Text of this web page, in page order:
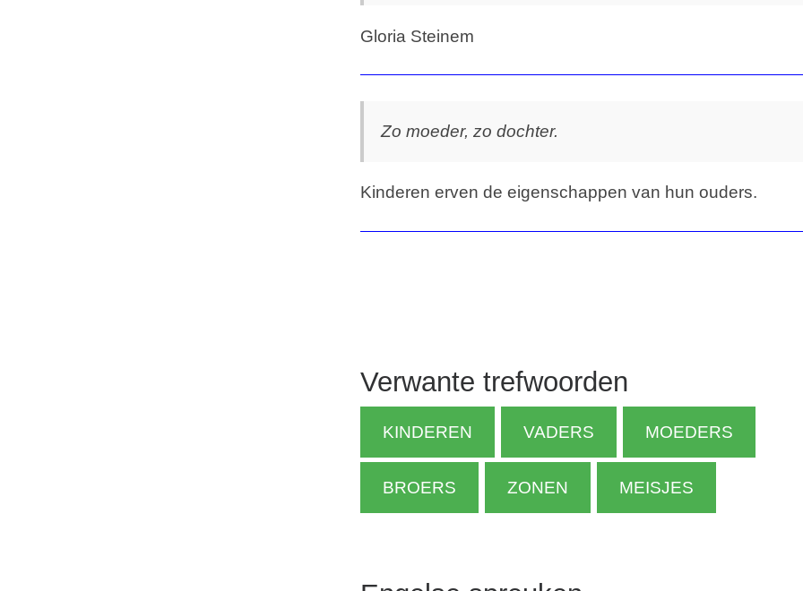
Gloria Steinem
Zo moeder, zo dochter.
Kinderen erven de eigenschappen van hun ouders.
Verwante trefwoorden
KINDEREN VADERS MOEDERS
BROERS ZONEN MEISJES